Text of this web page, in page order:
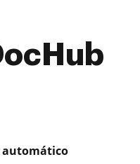
automático